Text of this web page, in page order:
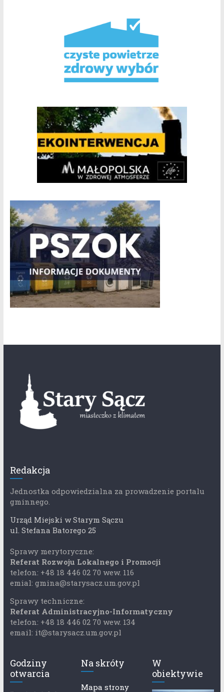
Redakcja
Jednostka odpowiedzialna za prowadzenie portalu
gminnego.
Urząd Miejski w Starym Sączu
ul. Stefana Batorego 25
Sprawy merytoryczne:
Referat Rozwoju Lokalnego i Promocji
telefon: +48 18 446 02 70 wew. 116
emial: gmina@starysacz.um.gov.pl
Sprawy techniczne:
Referat Administracyjno-Informatyczny
telefon: +48 18 446 02 70 wew. 134
email: it@starysacz.um.gov.pl
Godziny
otwarcia
Na skróty
Mapa strony
W
obiektywie